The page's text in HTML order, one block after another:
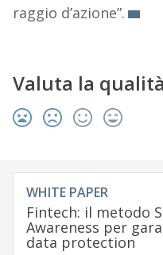
raggio d’azione”.
Valuta la
WHITE PAPER
Fintech: il metodo
Awareness per
data protection